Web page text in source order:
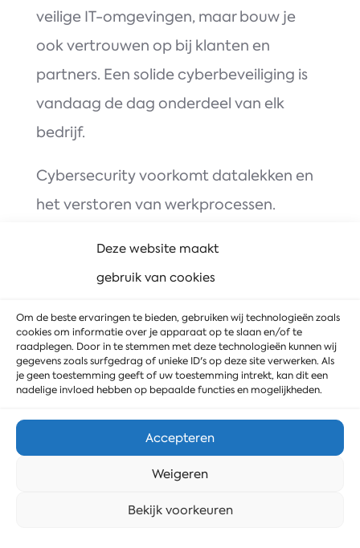
Deze website maakt
gebruik van cookies
Om de beste ervaringen te bieden, gebruiken wij technologieën zoals
cookies om informatie over je apparaat op te slaan en/of te
raadplegen. Door in te stemmen met deze technologieën kunnen wij
gegevens zoals surfgedrag of unieke ID's op deze site verwerken. Als
je geen toestemming geeft of uw toestemming intrekt, kan dit een
nadelige invloed hebben op bepaalde functies en mogelijkheden.
Accepteren
Weigeren
Bekijk voorkeuren
veilige IT-omgevingen, maar bouw je
ook vertrouwen op bij klanten en
partners. Een solide cyberbeveiliging is
vandaag de dag onderdeel van elk
bedrijf.
Cybersecurity voorkomt datalekken en
het verstoren van werkprocessen.
Maak een afspraak
Stuur ons een bericht